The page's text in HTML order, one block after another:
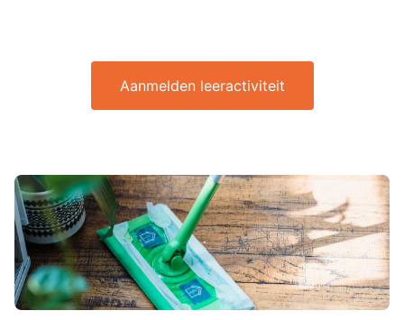
Aanmelden leeractiviteit